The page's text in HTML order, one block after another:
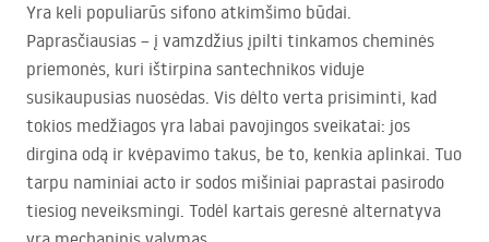
Yra keli populiarūs sifono atkimšimo būdai.
Paprasčiausias – į vamzdžius įpilti tinkamos cheminės
priemonės, kuri ištirpina santechnikos viduje
susikaupusias nuosėdas. Vis dėlto verta prisiminti, kad
tokios medžiagos yra labai pavojingos sveikatai: jos
dirgina odą ir kvėpavimo takus, be to, kenkia aplinkai. Tuo
tarpu naminiai acto ir sodos mišiniai paprastai pasirodo
tiesiog neveiksmingi. Todėl kartais geresnė alternatyva